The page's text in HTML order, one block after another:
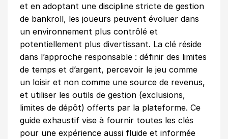
et en adoptant une discipline stricte de gestion
de bankroll, les joueurs peuvent évoluer dans
un environnement plus contrôlé et
potentiellement plus divertissant. La clé réside
dans l’approche responsable : définir des limites
de temps et d’argent, percevoir le jeu comme
un loisir et non comme une source de revenus,
et utiliser les outils de gestion (exclusions,
limites de dépôt) offerts par la plateforme. Ce
guide exhaustif vise à fournir toutes les clés
pour une expérience aussi fluide et informée